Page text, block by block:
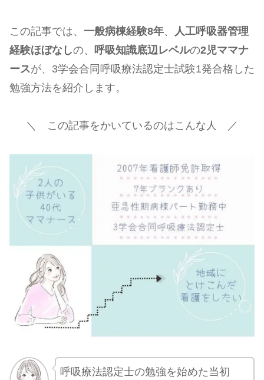
この記事では、 一般病棟経験8年、
人工呼吸器管理
経験ほぼなしの、 呼吸知識底辺レベルの2児ママナ
ースが、3学会合同呼吸療法認定士試験1発合格した
勉強方法を紹介します。
＼ この記事をかいているのはこんな人 ／
呼吸療法認定士の勉強を始めた当初